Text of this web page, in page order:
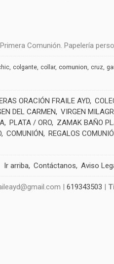
Comunión. Papelería
colgante collar comunion cruz
ORACIÓN FRAILE AYD
DEL CARMEN VIRGEN
PLATA / ORO ZAMAK BAÑO
COMUNIÓN REGALOS
Ir arriba Contáctanos Aviso
|619343503 |